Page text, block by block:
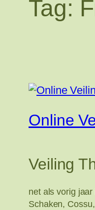
Tag:
Online
Veiling
net als vorig
Schaken,